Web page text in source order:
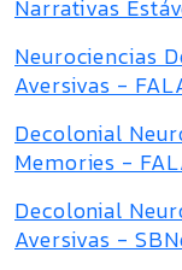
Narrativas
Neurociencias
Aversivas -
Decolonial
Memories -
Decolonial
Aversivas -